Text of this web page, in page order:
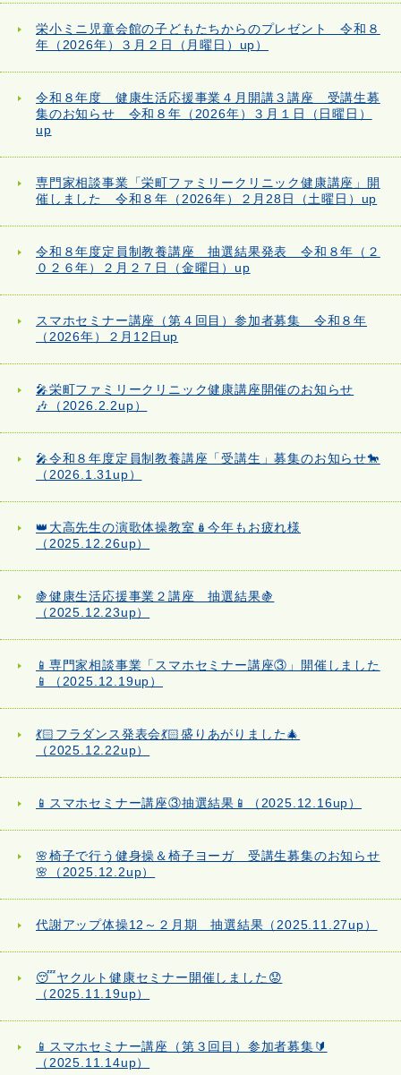
栄小ミニ児童会館の子どもたちからのプレゼント 令和８
年（2026年）３月２日（月曜日）up）
令和８年度 健康生活応援事業４月開講３講座 受講生募
集のお知らせ 令和８年（2026年）３月１日（日曜日）
up
専門家相談事業「栄町ファミリークリニック健康講座」開
催しました 令和８年（2026年）２月28日（土曜日）up
令和８年度定員制教養講座 抽選結果発表 令和８年（２
０２６年）２月２７日（金曜日）up
スマホセミナー講座（第４回目）参加者募集 令和８年
（2026年）２月12日up
🎤栄町ファミリークリニック健康講座開催のお知らせ
🎶（2026.2.2up）
🎤令和８年度定員制教養講座「受講生」募集のお知らせ🐎
（2026.1.31up）
👑大高先生の演歌体操教室🪆今年もお疲れ様
（2025.12.26up）
🍇健康生活応援事業２講座 抽選結果🍇
（2025.12.23up）
📱専門家相談事業「スマホセミナー講座③」開催しました
📱（2025.12.19up）
💃🏻フラダンス発表会💃🏻盛りあがりました🎄
（2025.12.22up）
📱スマホセミナー講座③抽選結果📱（2025.12.16up）
🌸椅子で行う健身操＆椅子ヨーガ 受講生募集のお知らせ
🌸（2025.12.2up）
代謝アップ体操12～２月期 抽選結果（2025.11.27up）
😴ヤクルト健康セミナー開催しました😟
（2025.11.19up）
📱スマホセミナー講座（第３回目）参加者募集🔰
（2025.11.14up）